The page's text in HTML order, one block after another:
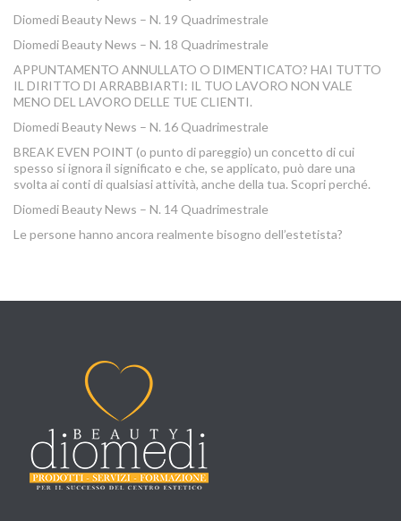
Diomedi Beauty News – N. 19 Quadrimestrale
Diomedi Beauty News – N. 18 Quadrimestrale
APPUNTAMENTO ANNULLATO O DIMENTICATO? HAI TUTTO
IL DIRITTO DI ARRABBIARTI: IL TUO LAVORO NON VALE
MENO DEL LAVORO DELLE TUE CLIENTI.
Diomedi Beauty News – N. 16 Quadrimestrale
BREAK EVEN POINT (o punto di pareggio) un concetto di cui
spesso si ignora il significato e che, se applicato, può dare una
svolta ai conti di qualsiasi attività, anche della tua. Scopri perché.
Diomedi Beauty News – N. 14 Quadrimestrale
Le persone hanno ancora realmente bisogno dell’estetista?